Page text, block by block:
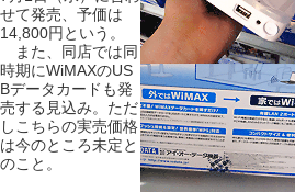
せて発売、予価は
14,800円という。
また、同店では同
時期にWiMAXのUS
Bデータカードも発
売する見込み。ただ
しこちらの実売価格
は今のところ未定と
のこと。